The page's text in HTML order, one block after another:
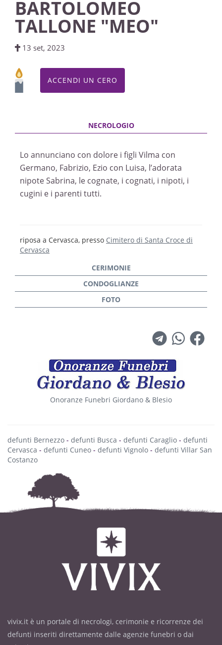
BARTOLOMEO
TALLONE "MEO"
13 set, 2023
ACCENDI UN CERO
Lo annunciano con dolore i figli Vilma con
Germano, Fabrizio, Ezio con Luisa, l’adorata
nipote Sabrina, le cognate, i cognati, i nipoti, i
cugini e i parenti tutti.
riposa a Cervasca, presso Cimitero di Santa Croce di
Cervasca
Onoranze Funebri Giordano & Blesio
defunti Bernezzo - defunti Busca - defunti Caraglio - defunti
Cervasca - defunti Cuneo - defunti Vignolo - defunti Villar San
Costanzo
vivix.it è un portale di necrologi, cerimonie e ricorrenze dei
defunti inseriti direttamente dalle agenzie funebri o dai